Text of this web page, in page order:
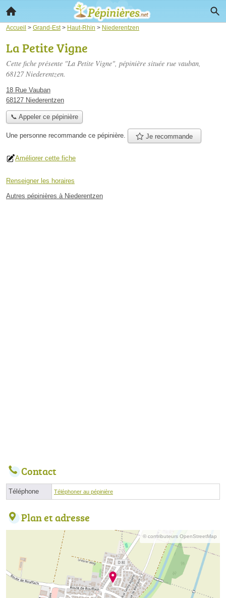
Accueil > Grand-Est> Haut-Rhin > Niederentzen
La Petite Vigne
Cette fiche présente "La Petite Vigne", pépinière située rue vauban,
68127 Niederentzen.
18 Rue Vauban
68127 Niederentzen
📞 Appeler ce pépinière
Une personne recommande ce pépinière. Je recommande
Améliorer cette fiche
Renseigner les horaires
Autres pépinières à Niederentzen
Contact
Téléphone Téléphoner au pépinière
Plan et adresse
© contributeurs OpenStreetMap